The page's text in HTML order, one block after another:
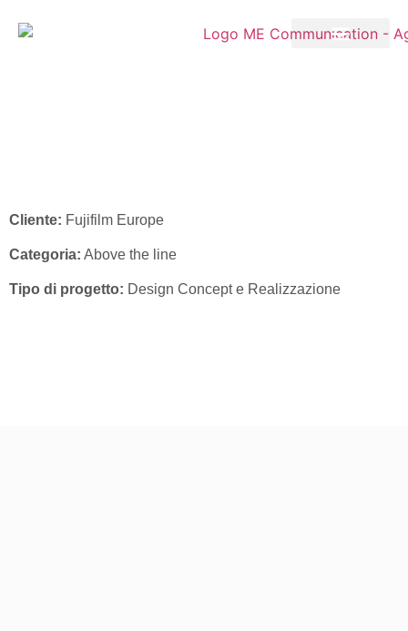
Cliente: Fujifilm Europe
Categoria: Above the line
Tipo di progetto: Design Concept e Realizzazione